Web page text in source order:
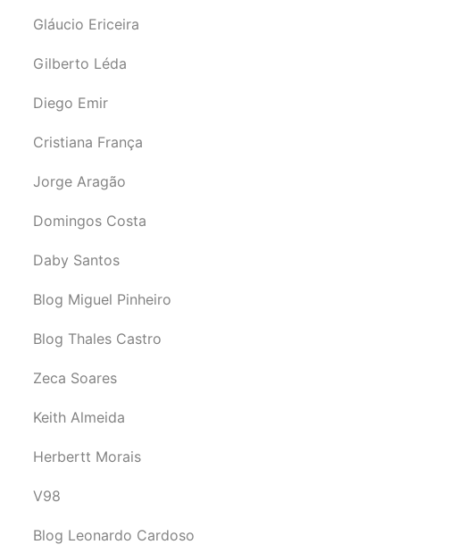
Gláucio Ericeira
Gilberto Léda
Diego Emir
Cristiana França
Jorge Aragão
Domingos Costa
Daby Santos
Blog Miguel Pinheiro
Blog Thales Castro
Zeca Soares
Keith Almeida
Herbertt Morais
V98
Blog Leonardo Cardoso